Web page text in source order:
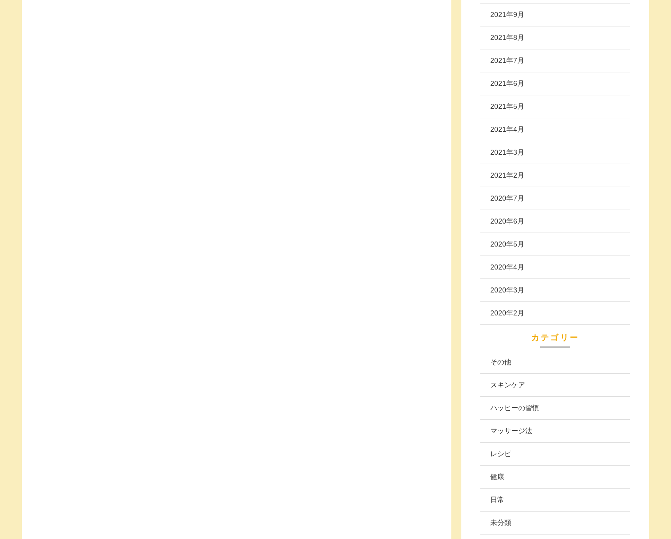
2021年9月
2021年8月
2021年7月
2021年6月
2021年5月
2021年4月
2021年3月
2021年2月
2020年7月
2020年6月
2020年5月
2020年4月
2020年3月
2020年2月
カテゴリー
その他
スキンケア
ハッピーの習慣
マッサージ法
レシピ
健康
日常
未分類